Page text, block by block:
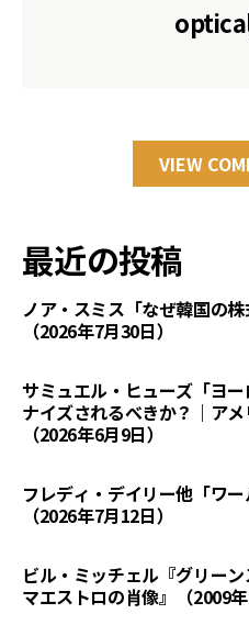
VIEW
最近の投稿
ノア・スミス「なぜ韓国の株
（2026年7月30日）
サミュエル・ヒューズ「ヨ
ナイズされるべきか？｜アメ
（2026年6月9日）
フレディ・デイリー他「ワ
（2026年7月12日）
ビル・ミッチェル『グリー
マエストロの肖像』（2009年